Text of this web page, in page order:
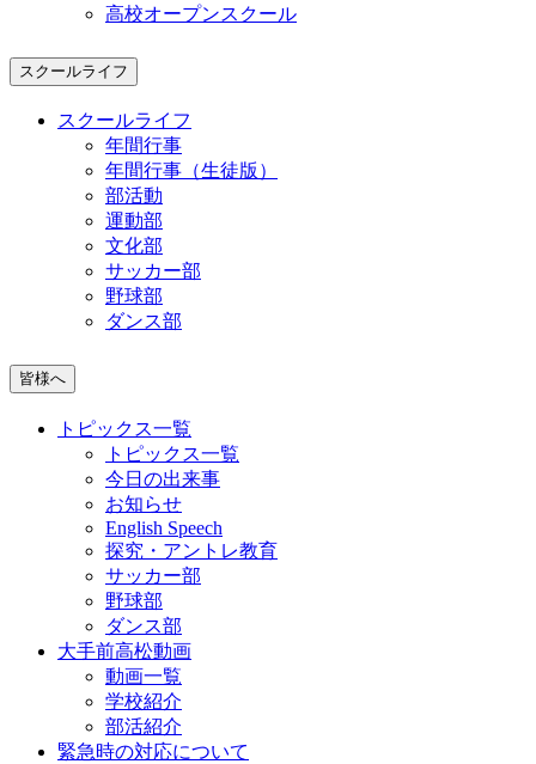
高校オープンスクール
スクールライフ
スクールライフ
年間行事
年間行事（生徒版）
部活動
運動部
文化部
サッカー部
野球部
ダンス部
皆様へ
トピックス一覧
トピックス一覧
今日の出来事
お知らせ
English Speech
探究・アントレ教育
サッカー部
野球部
ダンス部
大手前高松動画
動画一覧
学校紹介
部活紹介
緊急時の対応について